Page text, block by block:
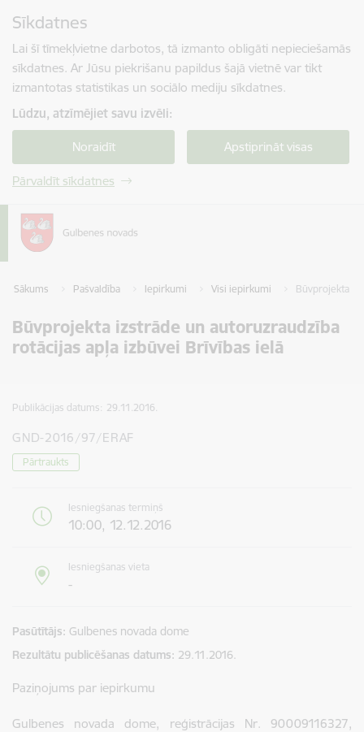
Sīkdatnes
Lai šī tīmekļvietne darbotos, tā izmanto obligāti nepieciešamās
sīkdatnes. Ar Jūsu piekrišanu papildus šajā vietnē var tikt
izmantotas statistikas un sociālo mediju sīkdatnes.
Lūdzu, atzīmējiet savu izvēli:
Noraidīt Apstiprināt visas
Pārvaldīt sīkdatnes
Sākums Pašvaldība Iepirkumi Visi iepirkumi Būvprojekta
Būvprojekta izstrāde un autoruzraudzība
rotācijas apļa izbūvei Brīvības ielā
Publikācijas datums: 29.11.2016.
GND-2016/97/ERAF
Pārtraukts
Iesniegšanas termiņš
10:00, 12.12.2016
Iesniegšanas vieta
-
Pasūtītājs Gulbenes novada dome
Rezultātu publicēšanas datums 29.11.2016.
Paziņojums par iepirkumu
Gulbenes novada dome, reģistrācijas Nr. 90009116327,